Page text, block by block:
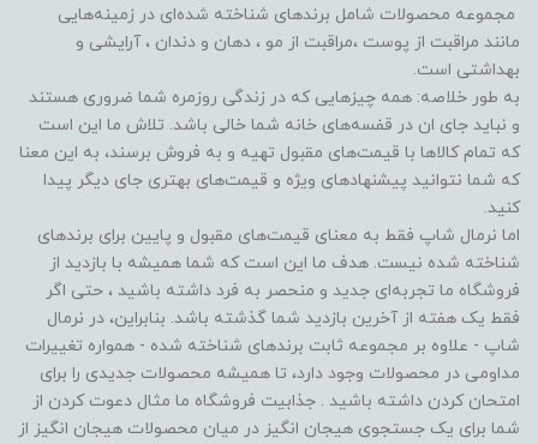
مجموعه محصولات شامل برندهای شناخته شده‌ای در زمینه‌هایی
مانند مراقبت از پوست ،مراقبت از مو ️، دهان و دندان ، آرایشی و
بهداشتی است.
به طور خلاصه: همه چیزهایی که در زندگی روزمره شما ضروری هستند
و نباید جای ان در قفسه‌های خانه شما خالی باشد. تلاش ما این است
که تمام کالاها با قیمت‌های مقبول تهیه و به فروش برسند، به این معنا
که شما نتوانید پیشنهادهای ویژه و قیمت‌های بهتری جای دیگر پیدا
کنید.
اما نرمال شاپ فقط به معنای قیمت‌های مقبول و پایین برای برندهای
شناخته شده نیست. هدف ما این است که شما همیشه با بازدید از
فروشگاه‌ ما تجربه‌ای جدید و منحصر به فرد داشته باشید ، حتی اگر
فقط یک هفته از آخرین بازدید شما گذشته باشد. بنابراین، در نرمال
شاپ - علاوه بر مجموعه ثابت برندهای شناخته شده - همواره تغییرات
مداومی در محصولات وجود دارد، تا همیشه محصولات جدیدی را برای
امتحان کردن داشته باشید . جذابیت فروشگاه ما مثال دعوت کردن از
شما برای یک جستجوی هیجان انگیز در میان محصولات هیجان انگیز از